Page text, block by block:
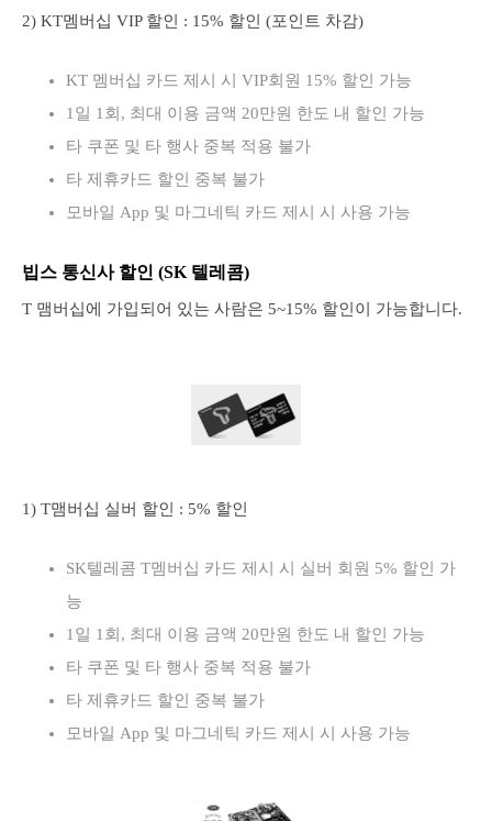
2) KT멤버십 VIP 할인 : 15% 할인 (포인트 차감)
KT 멤버십 카드 제시 시 VIP회원 15% 할인 가능
1일 1회, 최대 이용 금액 20만원 한도 내 할인 가능
타 쿠폰 및 타 행사 중복 적용 불가
타 제휴카드 할인 중복 불가
모바일 App 및 마그네틱 카드 제시 시 사용 가능
빕스 통신사 할인 (SK 텔레콤)
T 맴버십에 가입되어 있는 사람은 5~15% 할인이 가능합니다.
1) T맴버십 실버 할인 : 5% 할인
SK텔레콤 T멤버십 카드 제시 시 실버 회원 5% 할인 가
능
1일 1회, 최대 이용 금액 20만원 한도 내 할인 가능
타 쿠폰 및 타 행사 중복 적용 불가
타 제휴카드 할인 중복 불가
모바일 App 및 마그네틱 카드 제시 시 사용 가능